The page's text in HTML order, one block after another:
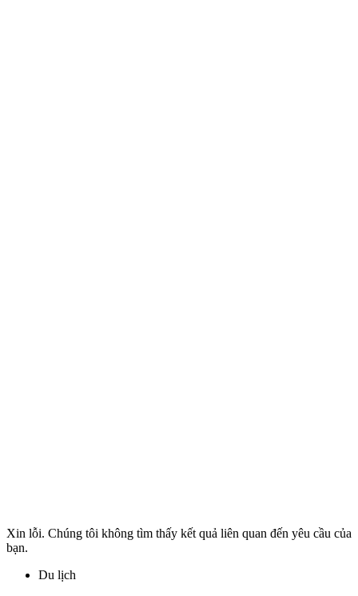
Xin lỗi. Chúng tôi không tìm thấy kết quả liên quan đến yêu cầu của
bạn.
Du lịch